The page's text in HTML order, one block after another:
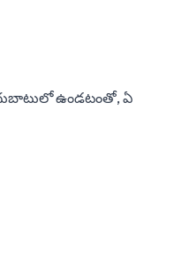
ఉండటంతో, ఏ